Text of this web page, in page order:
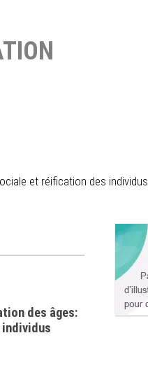
et réification des individus
des âges: